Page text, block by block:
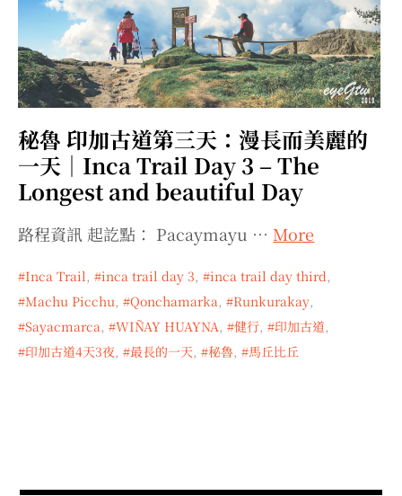
child
menu
child
menu
child
menu
child
menu
child
menu
child
menu
child
menu
child
menu
child
menu
child
menu
child
menu
child
menu
聯絡我
秘魯 印加古道第三天：漫長而美麗的
一天｜Inca Trail Day 3 – The
Longest and beautiful Day
路程資訊 起訖點： Pacaymayu … More
Inca Trail , inca trail day 3, inca trail day third,
Machu Picchu, Qonchamarka, Runkurakay,
Sayacmarca, WIÑAY HUAYNA, 健行, 印加古道,
印加古道4天3夜, 最長的一天, 秘魯, 馬丘比丘